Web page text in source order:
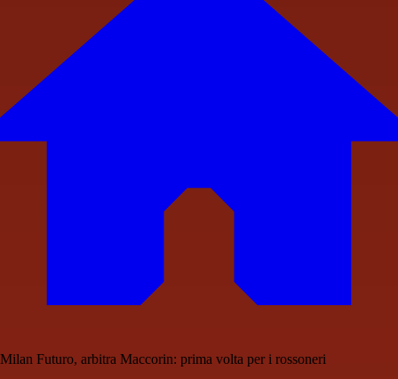
Milan Futuro, arbitra Maccorin: prima volta per i rossoneri